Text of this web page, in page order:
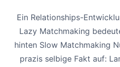
Ein Relationships-
Lazy Matchmaking
hinten Slow Matchmaking
prazis selbige Fakt auf: